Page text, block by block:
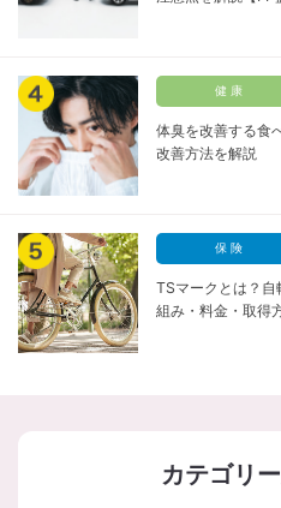
健 康
体臭を改善する食
改善方法を解説
保 険
TSマークとは？
組み・料金・取得
カテゴリ